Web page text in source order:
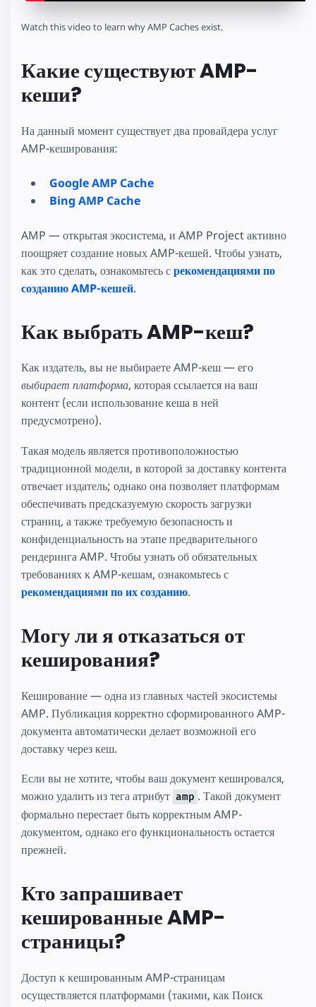
Watch this video to learn why AMP Caches exist.
Какие существуют AMP-
кеши?
На данный момент существует два провайдера услуг
AMP-кеширования:
Google AMP Cache
Bing AMP Cache
AMP — открытая экосистема, и AMP Project активно
поощряет создание новых AMP-кешей. Чтобы узнать,
как это сделать, ознакомьтесь срекомендациями по
созданию AMP-кешей.
Как выбрать AMP-кеш?
Как издатель, вы не выбираете AMP-кеш — его
выбирает платформа, которая ссылается на ваш
контент (если использование кеша в ней
предусмотрено).
Такая модель является противоположностью
традиционной модели, в которой за доставку контента
отвечает издатель; однако она позволяет платформам
обеспечивать предсказуемую скорость загрузки
страниц, а также требуемую безопасность и
конфиденциальность на этапе предварительного
рендеринга AMP. Чтобы узнать об обязательных
требованиях к AMP-кешам, ознакомьтесь с
рекомендациями по их созданию.
Могу ли я отказаться от
кеширования?
Кеширование — одна из главных частей экосистемы
AMP. Публикация корректно сформированного AMP-
документа автоматически делает возможной его
доставку через кеш.
Если вы не хотите, чтобы ваш документ кешировался,
можно удалить из тега атрибут amp . Такой документ
формально перестает быть корректным AMP-
документом, однако его функциональность остается
прежней.
Кто запрашивает
кешированные AMP-
страницы?
Доступ к кешированным AMP-страницам
осуществляется платформами (такими, как Поиск